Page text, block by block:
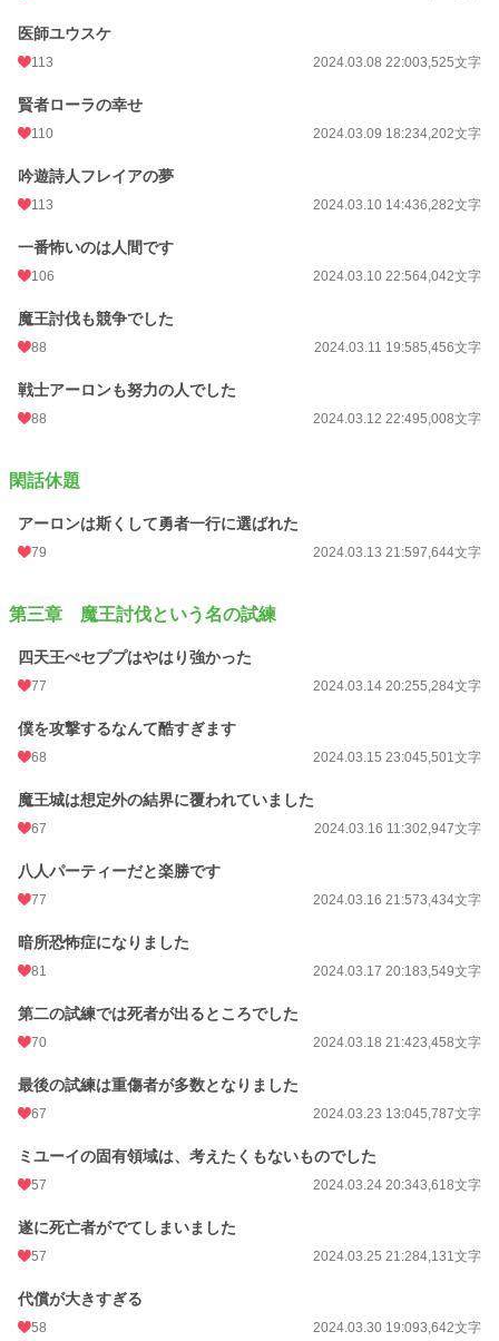
医師ユウスケ
113 2024.03.08 22:003,525文字
賢者ローラの幸せ
110 2024.03.09 18:234,202文字
吟遊詩人フレイアの夢
113 2024.03.10 14:436,282文字
一番怖いのは人間です
106 2024.03.10 22:564,042文字
魔王討伐も競争でした
88 2024.03.11 19:585,456文字
戦士アーロンも努力の人でした
88 2024.03.12 22:495,008文字
閑話休題
アーロンは斯くして勇者一行に選ばれた
79 2024.03.13 21:597,644文字
第三章 魔王討伐という名の試練
四天王ぺセププはやはり強かった
77 2024.03.14 20:255,284文字
僕を攻撃するなんて酷すぎます
68 2024.03.15 23:045,501文字
魔王城は想定外の結界に覆われていました
67 2024.03.16 11:302,947文字
八人パーティーだと楽勝です
77 2024.03.16 21:573,434文字
暗所恐怖症になりました
81 2024.03.17 20:183,549文字
第二の試練では死者が出るところでした
70 2024.03.18 21:423,458文字
最後の試練は重傷者が多数となりました
67 2024.03.23 13:045,787文字
ミユーイの固有領域は、考えたくもないものでした
57 2024.03.24 20:343,618文字
遂に死亡者がでてしまいました
57 2024.03.25 21:284,131文字
代償が大きすぎる
58 2024.03.30 19:093,642文字